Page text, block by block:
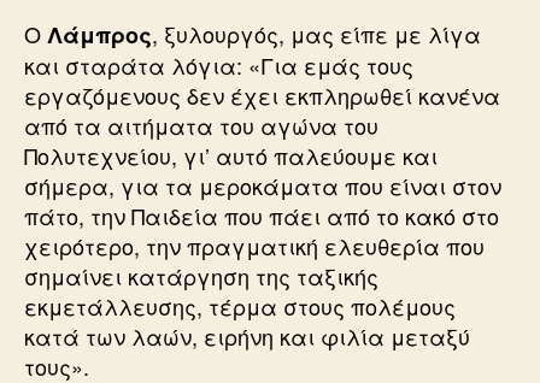
ΟΛάμπρος, ξυλουργός, μας είπε με λίγα
και σταράτα λόγια: «Για εμάς τους
εργαζόμενους δεν έχει εκπληρωθεί κανένα
από τα αιτήματα του αγώνα του
Πολυτεχνείου, γι’ αυτό παλεύουμε και
σήμερα, για τα μεροκάματα που είναι στον
πάτο, την Παιδεία που πάει από το κακό στο
χειρότερο, την πραγματική ελευθερία που
σημαίνει κατάργηση της ταξικής
εκμετάλλευσης, τέρμα στους πολέμους
κατά των λαών, ειρήνη και φιλία μεταξύ
τους».